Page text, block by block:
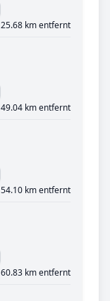
25.68 km entfernt
49.04 km entfernt
54.10 km entfernt
60.83 km entfernt